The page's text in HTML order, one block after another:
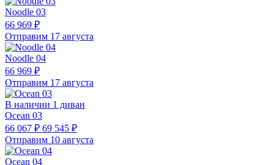
Noodle 03
66 969 ₽
Отправим 17 августа
Noodle 04
66 969 ₽
Отправим 17 августа
В наличии 1 диван
Ocean 03
66 067 ₽ 69 545 ₽
Отправим 10 августа
Ocean 04